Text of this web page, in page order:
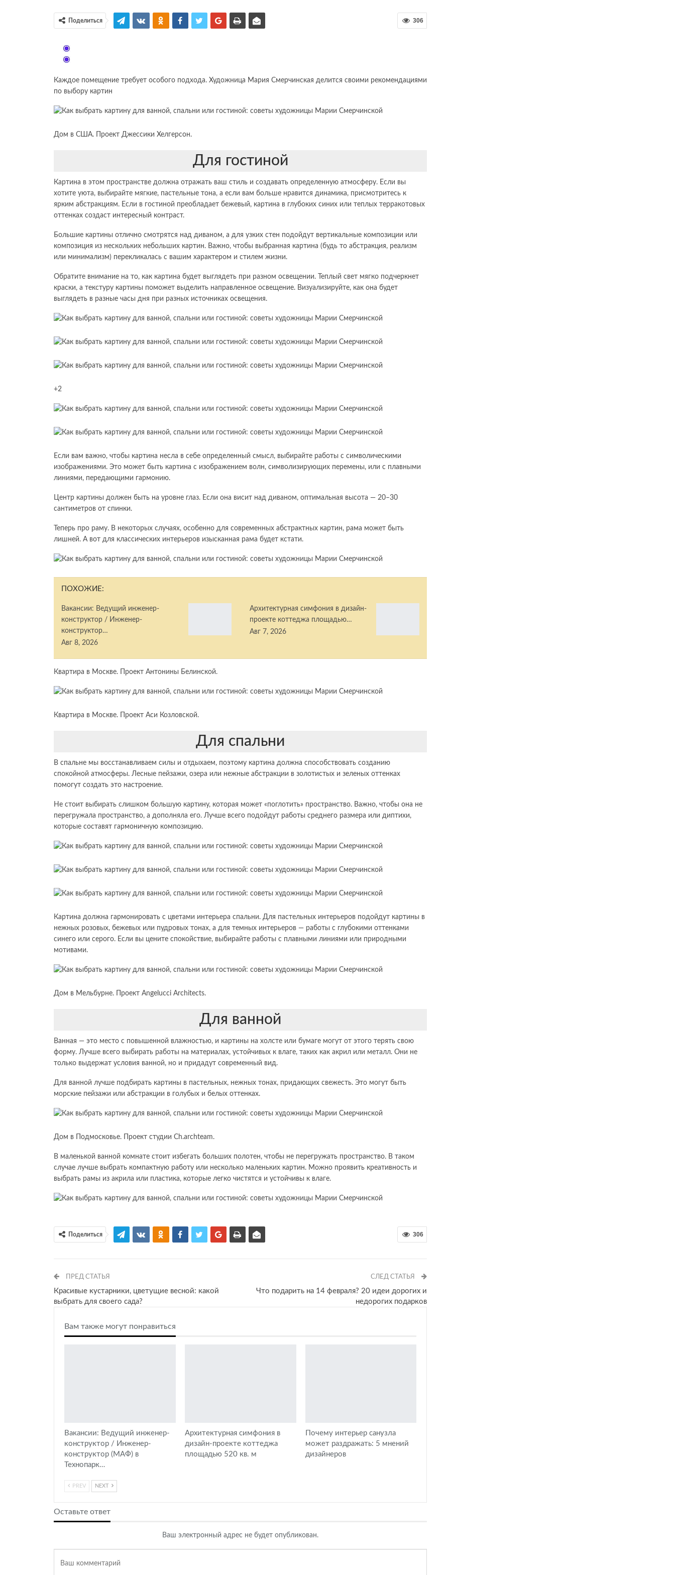
306
Поделиться
Каждое помещение требует особого подхода. Художница Мария Смерчинская делится своими рекомендациями
по выбору картин
Дом в США. Проект Джессики Хелгерсон.
Для гостиной
Картина в этом пространстве должна отражать ваш стиль и создавать определенную атмосферу. Если вы
хотите уюта, выбирайте мягкие, пастельные тона, а если вам больше нравится динамика, присмотритесь к
ярким абстракциям. Если в гостиной преобладает бежевый, картина в глубоких синих или теплых терракотовых
оттенках создаст интересный контраст.
Большие картины отлично смотрятся над диваном, а для узких стен подойдут вертикальные композиции или
композиция из нескольких небольших картин. Важно, чтобы выбранная картина (будь то абстракция, реализм
или минимализм) перекликалась с вашим характером и стилем жизни.
Обратите внимание на то, как картина будет выглядеть при разном освещении. Теплый свет мягко подчеркнет
краски, а текстуру картины поможет выделить направленное освещение. Визуализируйте, как она будет
выглядеть в разные часы дня при разных источниках освещения.
+2
Если вам важно, чтобы картина несла в себе определенный смысл, выбирайте работы с символическими
изображениями. Это может быть картина с изображением волн, символизирующих перемены, или с плавными
линиями, передающими гармонию.
Центр картины должен быть на уровне глаз. Если она висит над диваном, оптимальная высота — 20–30
сантиметров от спинки.
Теперь про раму. В некоторых случаях, особенно для современных абстрактных картин, рама может быть
лишней. А вот для классических интерьеров изысканная рама будет кстати.
ПОХОЖИЕ:
Вакансии: Ведущий инженер-
конструктор / Инженер-
конструктор…
Авг 8, 2026
Архитектурная симфония в дизайн-
проекте коттеджа площадью…
Авг 7, 2026
Квартира в Москве. Проект Антонины Белинской.
Квартира в Москве. Проект Аси Козловской.
Для спальни
В спальне мы восстанавливаем силы и отдыхаем, поэтому картина должна способствовать созданию
спокойной атмосферы. Лесные пейзажи, озера или нежные абстракции в золотистых и зеленых оттенках
помогут создать это настроение.
Не стоит выбирать слишком большую картину, которая может «поглотить» пространство. Важно, чтобы она не
перегружала пространство, а дополняла его. Лучше всего подойдут работы среднего размера или диптихи,
которые составят гармоничную композицию.
Картина должна гармонировать с цветами интерьера спальни. Для пастельных интерьеров подойдут картины в
нежных розовых, бежевых или пудровых тонах, а для темных интерьеров — работы с глубокими оттенками
синего или серого. Если вы цените спокойствие, выбирайте работы с плавными линиями или природными
мотивами.
Дом в Мельбурне. Проект Angelucci Architects.
Для ванной
Ванная — это место с повышенной влажностью, и картины на холсте или бумаге могут от этого терять свою
форму. Лучше всего выбирать работы на материалах, устойчивых к влаге, таких как акрил или металл. Они не
только выдержат условия ванной, но и придадут современный вид.
Для ванной лучше подбирать картины в пастельных, нежных тонах, придающих свежесть. Это могут быть
морские пейзажи или абстракции в голубых и белых оттенках.
Дом в Подмосковье. Проект студии Ch.archteam.
В маленькой ванной комнате стоит избегать больших полотен, чтобы не перегружать пространство. В таком
случае лучше выбрать компактную работу или несколько маленьких картин. Можно проявить креативность и
выбрать рамы из акрила или пластика, которые легко чистятся и устойчивы к влаге.
306
Поделиться
ПРЕД СТАТЬЯ
Красивые кустарники, цветущие весной: какой
выбрать для своего сада?
СЛЕД СТАТЬЯ
Что подарить на 14 февраля? 20 идеи дорогих и
недорогих подарков
Вам также могут понравиться
Вакансии: Ведущий инженер-
конструктор / Инженер-
конструктор (МАФ) в
Технопарк…
Архитектурная симфония в
дизайн-проекте коттеджа
площадью 520 кв. м
Почему интерьер санузла
может раздражать: 5 мнений
дизайнеров
PREV NEXT
Оставьте ответ
Ваш электронный адрес не будет опубликован.